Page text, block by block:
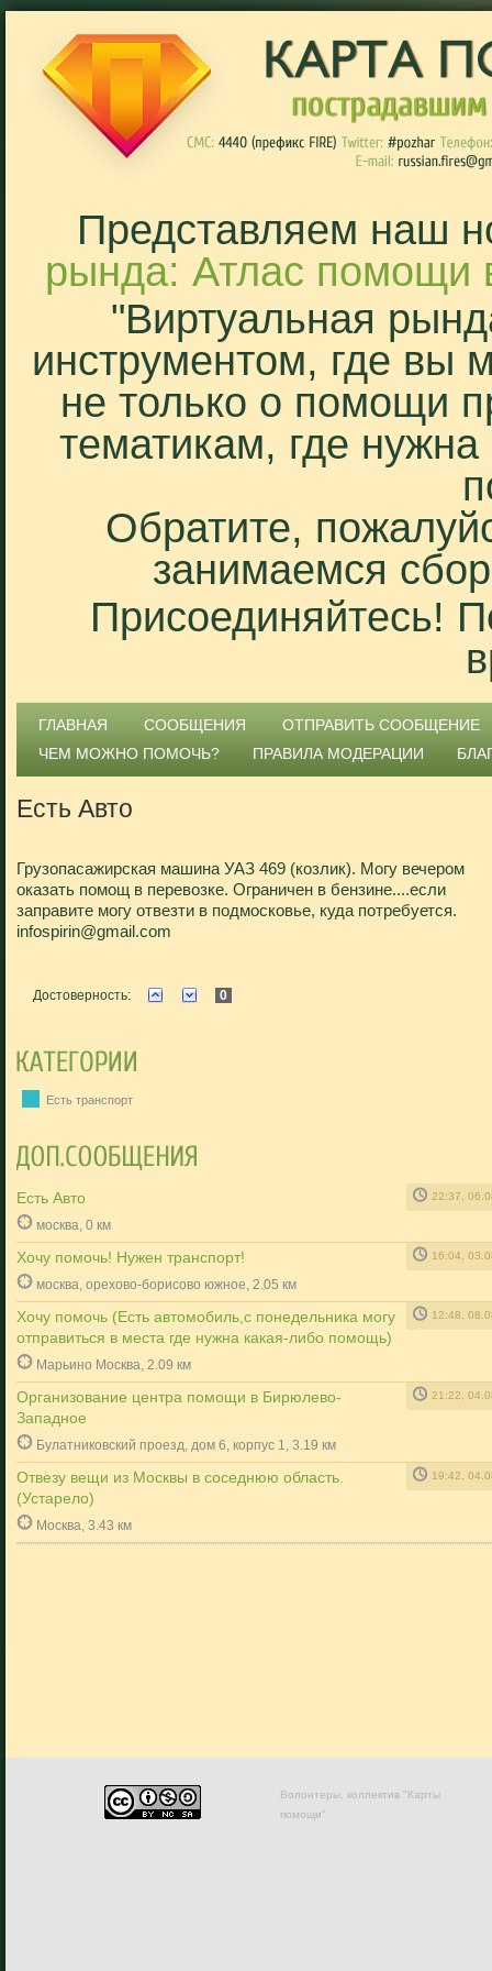
Представляем наш
рында: Атлас помощи
"Виртуальная
инструментом, где вы
не только о помощи
тематикам, где
Обратите,
занимаемся
Присоединяйтесь!
ГЛАВНАЯ СООБЩЕНИЯ
ОТПРАВИТЬ СООБЩЕНИЕ
ЧЕМ МОЖНО ПОМОЧЬ?
ПРАВИЛА МОДЕРАЦИИ
Есть Авто
Грузопасажирская машина УАЗ 469 (козлик). Могу вечером
оказать помощ в перевозке. Ограничен в бензине....если
заправите могу отвезти в подмосковье, куда потребуется.
infospirin@gmail.com
Достоверность: 0
Есть транспорт
Есть Авто 22:37,
москва, 0 км
Хочу помочь! Нужен транспорт! 16:04,
москва, орехово-борисово южное, 2.05 км
Хочу помочь (Есть автомобиль,с понедельника могу
отправиться в места где нужна какая-либо помощь)
12:48,
Марьино Москва, 2.09 км
Организование центра помощи в Бирюлево-
Западное
21:22,
Булатниковский проезд, дом 6, корпус 1, 3.19 км
Отвезу вещи из Москвы в соседнюю область.
(Устарело)
19:42,
Москва, 3.43 км
Волонтеры, коллектив "Карты
помощи"